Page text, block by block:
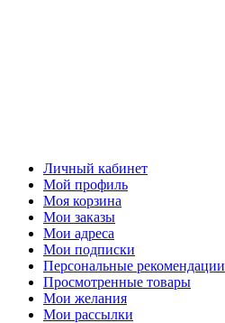
Личный кабинет
Мой профиль
Моя корзина
Мои заказы
Мои адреса
Мои подписки
Персональные рекомендации
Просмотренные товары
Мои желания
Мои рассылки